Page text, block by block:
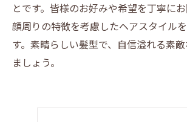
とです。皆様のお好みや希望を丁寧に
顔周りの特徴を考慮したヘアスタイル
す。素晴らしい髪型で、自信溢れる素
ましょう。